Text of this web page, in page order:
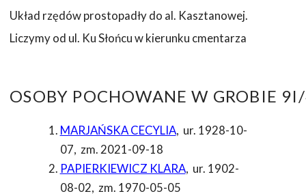
Układ rzędów prostopadły do al. Kasztanowej.
Liczymy od ul. Ku Słońcu w kierunku cmentarza
OSOBY POCHOWANE W GROBIE
MARJAŃSKA CECYLIA, ur. 1928-10-
07, zm. 2021-09-18
PAPIERKIEWICZ KLARA, ur. 1902-
08-02, zm. 1970-05-05